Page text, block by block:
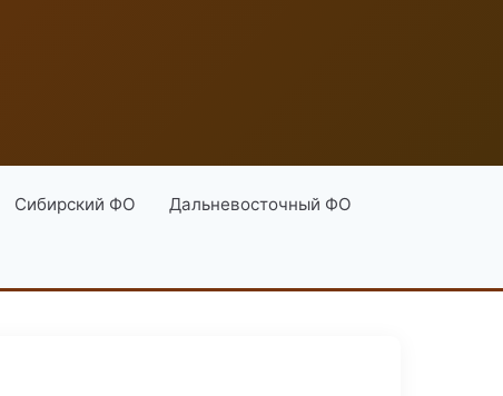
Сибирский ФО Дальневосточный ФО